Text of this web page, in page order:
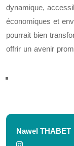
dynamique,
économiques et
pourrait bien
offrir un avenir
Nawel THABET